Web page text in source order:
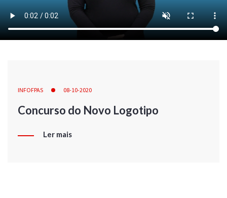
INFOFPAS 08-10-2020
Concurso do Novo Logotipo
Ler mais